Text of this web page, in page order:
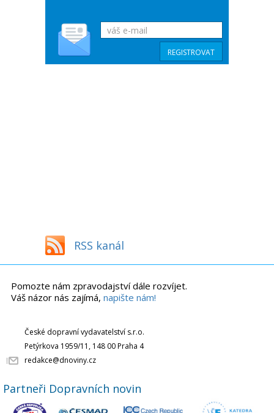
RSS kanál
Pomozte nám zpravodajství dále rozvíjet.
Váš názor nás zajímá, napište nám!
České dopravní vydavatelství s.r.o.
Petýrkova 1959/11, 148 00 Praha 4
redakce@dnoviny.cz
Partneři Dopravních novin